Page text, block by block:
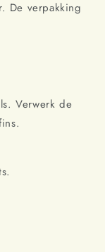
De verpakking
Verwerk de